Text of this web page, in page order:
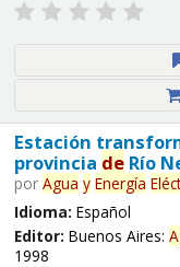
Estación
provincia deRío
por Agua y Energía
Idioma: Español
Editor: Buenos Aires:
1998